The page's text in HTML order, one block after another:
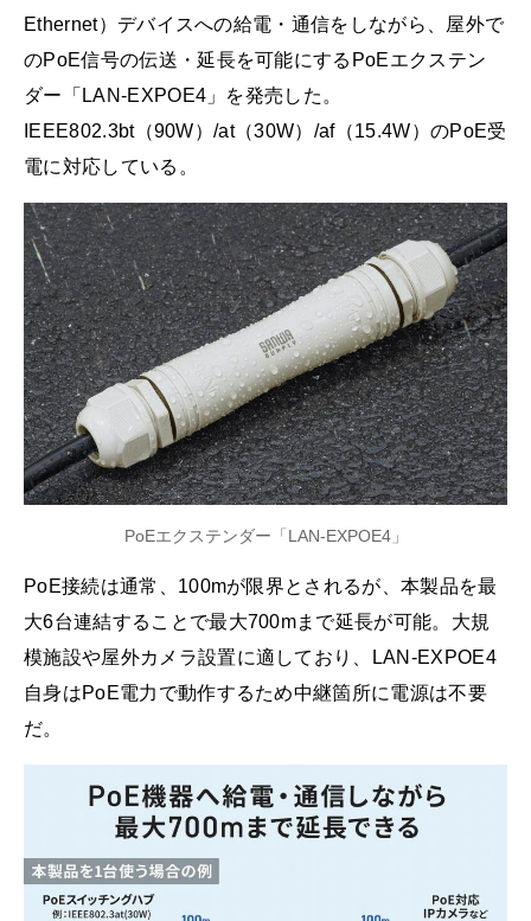
Ethernet）デバイスへの給電・通信をしながら、屋外で
のPoE信号の伝送・延長を可能にするPoEエクステン
ダー「LAN-EXPOE4」を発売した。
IEEE802.3bt（90W）/at（30W）/af（15.4W）のPoE受
電に対応している。
PoEエクステンダー「LAN-EXPOE4」
PoE接続は通常、100mが限界とされるが、本製品を最
大6台連結することで最大700mまで延長が可能。大規
模施設や屋外カメラ設置に適しており、LAN-EXPOE4
自身はPoE電力で動作するため中継箇所に電源は不要
だ。